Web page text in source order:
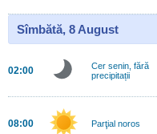
Sîmbătă, 8 August
02:00
Cer senin, fără
precipitații
08:00 Parţial noros